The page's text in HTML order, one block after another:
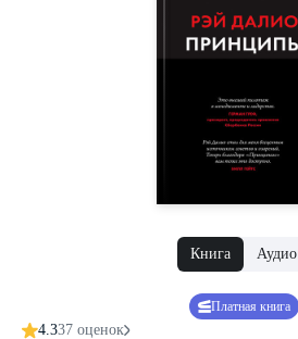
Книга Аудио
Платная книга
4.337 оценок